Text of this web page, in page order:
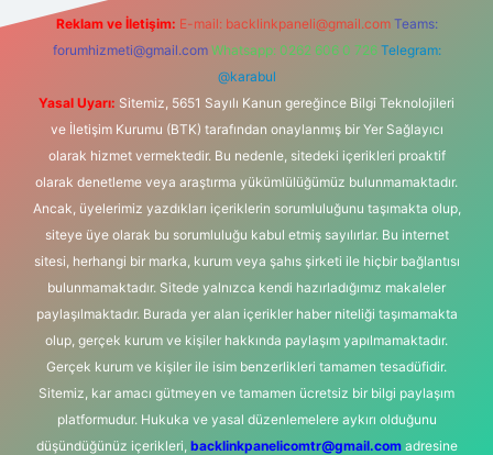
Reklam ve İletişim: E-mail: backlinkpaneli@gmail.com Teams:
forumhizmeti@gmail.com Whatsapp: 0262 606 0 726 Telegram:
@karabul
Yasal Uyarı: Sitemiz, 5651 Sayılı Kanun gereğince Bilgi Teknolojileri
ve İletişim Kurumu (BTK) tarafından onaylanmış bir Yer Sağlayıcı
olarak hizmet vermektedir. Bu nedenle, sitedeki içerikleri proaktif
olarak denetleme veya araştırma yükümlülüğümüz bulunmamaktadır.
Ancak, üyelerimiz yazdıkları içeriklerin sorumluluğunu taşımakta olup,
siteye üye olarak bu sorumluluğu kabul etmiş sayılırlar. Bu internet
sitesi, herhangi bir marka, kurum veya şahıs şirketi ile hiçbir bağlantısı
bulunmamaktadır. Sitede yalnızca kendi hazırladığımız makaleler
paylaşılmaktadır. Burada yer alan içerikler haber niteliği taşımamakta
olup, gerçek kurum ve kişiler hakkında paylaşım yapılmamaktadır.
Gerçek kurum ve kişiler ile isim benzerlikleri tamamen tesadüfidir.
Sitemiz, kar amacı gütmeyen ve tamamen ücretsiz bir bilgi paylaşım
platformudur. Hukuka ve yasal düzenlemelere aykırı olduğunu
düşündüğünüz içerikleri, backlinkpanelicomtr@gmail.comadresine